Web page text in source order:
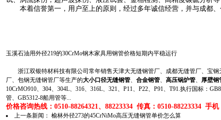
本着信誉第一，用户至上的原则，经过多年诚信经营，并与成都、
玉溪石油用外径219的30CrMo钢木家具用钢管价格短期内平稳运行
浙江双银特材科技有限公司常年销售天津大无缝钢管厂、成都无缝管厂、宝钢
厂、包钢无缝钢管厂等生产的大小口径无缝钢管、 合金钢管、 高压锅炉管、
厚壁钢
10CrMO910、304、304L、316、316L、321、P11、P22、P91、T91.执行国标：
管、GB5312-8船用管等...
价格咨询热线：0510-88264321、88223334 传真：0510-88223334 手机
上一条新闻： 榆林外径273的45CrNiMo高压无缝钢管单价怎么算